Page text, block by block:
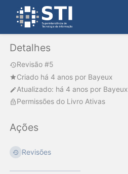
Detalhes
Revisão #5
Criado há 4 anos por Bayeux
Atualizado: há 4 anos por Bayeux
Permissões do Livro Ativas
Ações
Revisões